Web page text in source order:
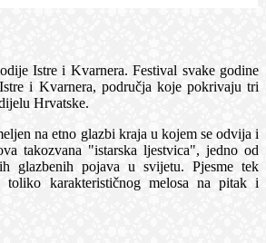
Istre i Kvarnera. Festival svake godine
i Kvarnera, područja koje pokrivaju tri
Hrvatske.
na etno glazbi kraja u kojem se odvija i
takozvana "istarska ljestvica", jedno od
glazbenih pojava u svijetu. Pjesme tek
toliko karakterističnog melosa na pitak i